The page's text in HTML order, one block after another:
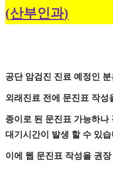
(산부인과)
공단 암검진 진료 예정인 분
외래진료 전에 문진표 작
종이로 된 문진표 가능하나
대기시간이 발생 할 수 있
이에 웹 문진표 작성을 권